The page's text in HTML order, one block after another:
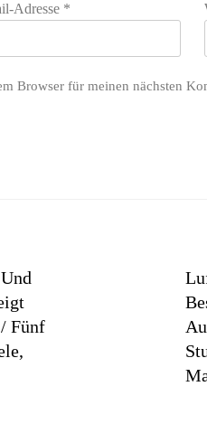
Adresse *
Browser für meinen nächsten
Fünf